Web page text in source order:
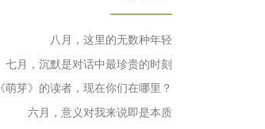
八月，这里的无数种年轻
七月，沉默是对话中最珍贵的时刻
《萌芽》的读者，现在你们在哪里？
六月，意义对我来说即是本质